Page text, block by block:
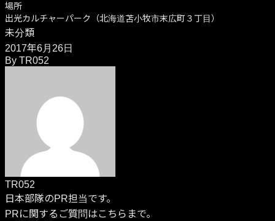
場所
出光カルチャーパーク（北海道苫小牧市末広町３丁目）
未分類
2017年6月26日
By TR052
TR052
日本部隊のPR担当です。
PRに関するご質問はこちらまで。